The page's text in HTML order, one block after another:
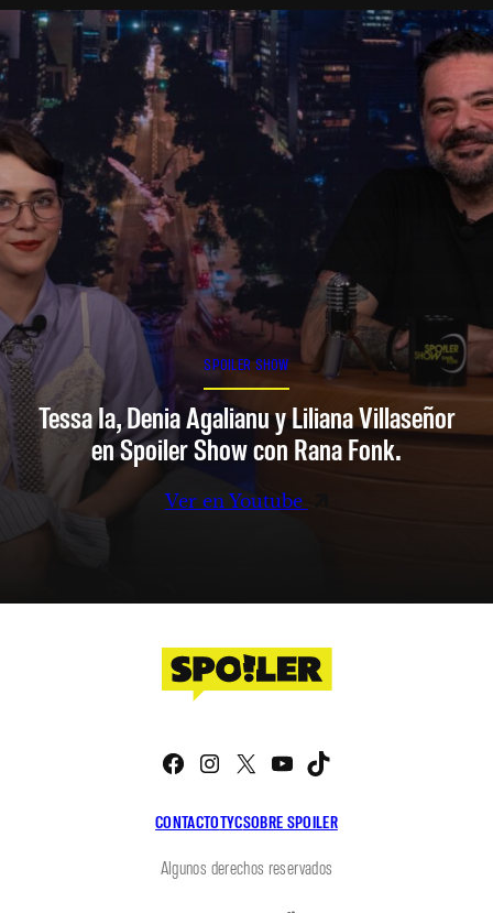
SPOILER SHOW
Tessa Ia, Denia Agalianu y Liliana Villaseñor
en Spoiler Show con Rana Fonk.
Ver en Youtube
CONTACTOTYCSOBRE SPOILER
Facebook
Instagram
X YouTube
Algunos derechos reservados